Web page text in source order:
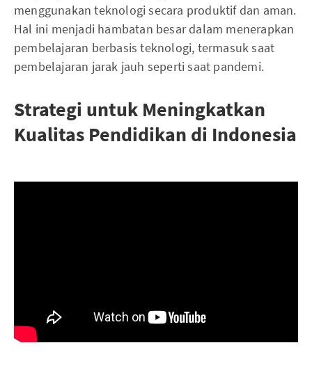
menggunakan teknologi secara produktif dan aman.
Hal ini menjadi hambatan besar dalam menerapkan
pembelajaran berbasis teknologi, termasuk saat
pembelajaran jarak jauh seperti saat pandemi.
Strategi untuk Meningkatkan
Kualitas Pendidikan di Indonesia